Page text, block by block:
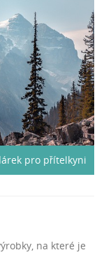
pro přítelkyni
na které je